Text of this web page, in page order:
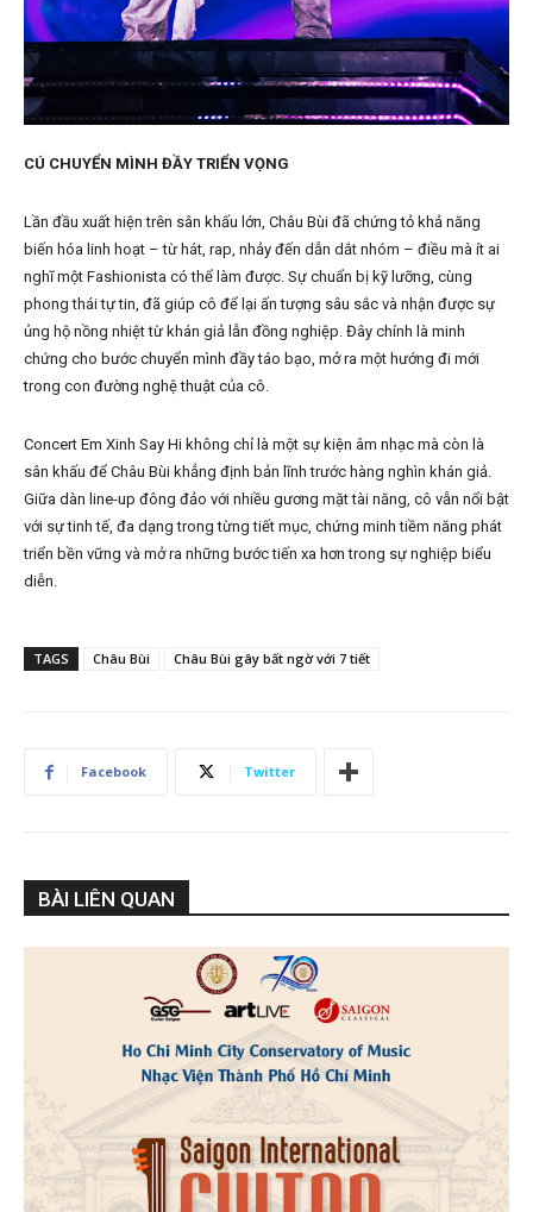
CÚ CHUYỂN MÌNH ĐẦY TRIỂN VỌNG
Lần đầu xuất hiện trên sân khấu lớn, Châu Bùi đã chứng tỏ khả năng
biến hóa linh hoạt – từ hát, rap, nhảy đến dẫn dắt nhóm – điều mà ít ai
nghĩ một Fashionista có thể làm được. Sự chuẩn bị kỹ lưỡng, cùng
phong thái tự tin, đã giúp cô để lại ấn tượng sâu sắc và nhận được sự
ủng hộ nồng nhiệt từ khán giả lẫn đồng nghiệp. Đây chính là minh
chứng cho bước chuyển mình đầy táo bạo, mở ra một hướng đi mới
trong con đường nghệ thuật của cô.
Concert Em Xinh Say Hi không chỉ là một sự kiện âm nhạc mà còn là
sân khấu để Châu Bùi khẳng định bản lĩnh trước hàng nghìn khán giả.
Giữa dàn line-up đông đảo với nhiều gương mặt tài năng, cô vẫn nổi bật
với sự tinh tế, đa dạng trong từng tiết mục, chứng minh tiềm năng phát
triển bền vững và mở ra những bước tiến xa hơn trong sự nghiệp biểu
diễn.
TAGS Châu Bùi Châu Bùi gây bất ngờ với 7 tiết
Facebook Twitter
BÀI LIÊN QUAN